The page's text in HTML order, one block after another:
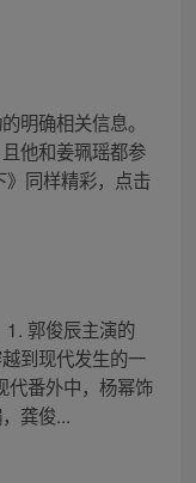
明确相关信息。
他和姜珮瑶都参
同样精彩，点击
1. 郭俊辰主演的
到现代发生的一
代番外中，杨幂饰
龚俊...